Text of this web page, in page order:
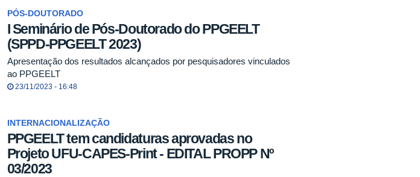
PÓS-DOUTORADO
I Seminário de Pós-Doutorado do PPGEELT
(SPPD-PPGEELT 2023)
Apresentação dos resultados alcançados por pesquisadores vinculados
ao PPGEELT
23/11/2023 - 16:48
INTERNACIONALIZAÇÃO
PPGEELT tem candidaturas aprovadas no
Projeto UFU-CAPES-Print - EDITAL PROPP Nº
03/2023